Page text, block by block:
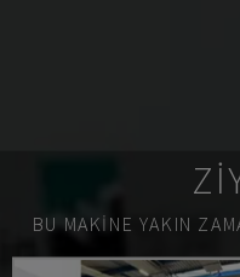
BU MAKINE YAKIN